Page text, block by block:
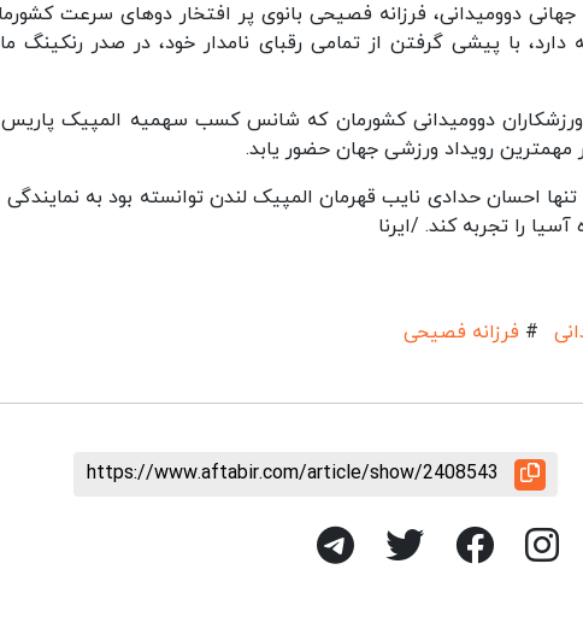
دوومیدانی، فرزانه فصیحی بانوی پر افتخار دوهای سرعت
دوومیدانی کشورمان که شانس کسب سهمیه المپیک پاریس
مهمترین رویداد ورزشی جهان حضور یابد.
احسان حدادی نایب قهرمان المپیک لندن توانسته بود به نمایندگی
را تجربه کند. /ایرنا
# فرزانه فصیحی
https://www.aftabir.com/article/show/2408543